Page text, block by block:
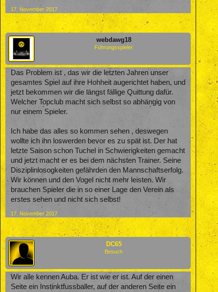
17. November 2017
webdawg18
Führungsspieler
Das Problem ist , das wir die letzten Jahren unser
gesamtes Spiel auf ihre Hohheit augerichtet haben, und
jetzt bekommen wir die längst fällige Quittung dafür.
Welcher Topclub macht sich selbst so abhängig von
nur einem Spieler.
Ich habe das alles so kommen sehen , deswegen
wollte ich ihn loswerden bevor es zu spät ist. Der hat
letzte Saison schon Tuchel in Schwierigkeiten gemacht
und jetzt macht er es bei dem nächsten Trainer. Seine
Disziplinlosogkeiten gefährden den Mannschaftserfolg.
Wir können und den Vogel nicht mehr leisten. Wir
brauchen Spieler die in so einer Lage den Verein als
erstes sehen und nicht sich selbst!
17. November 2017
DC65
Besuch
Wir alle kennen Auba. Er ist wie er ist. Auf der einen
Seite ein Instinktfussballer, auf der anderen Seite ein